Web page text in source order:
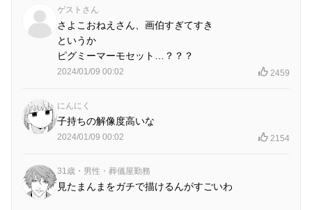
ゲストさん
さよこおねえさん、画伯すぎてすき
というか
ピグミーマーモセット…？？？
2024/01/09 00:02 2459
にんにく
子持ちの解像度高いな
2024/01/09 00:02 2154
31歳・男性・葬儀屋勤務
見たまんまをガチで描けるんがすごいわ